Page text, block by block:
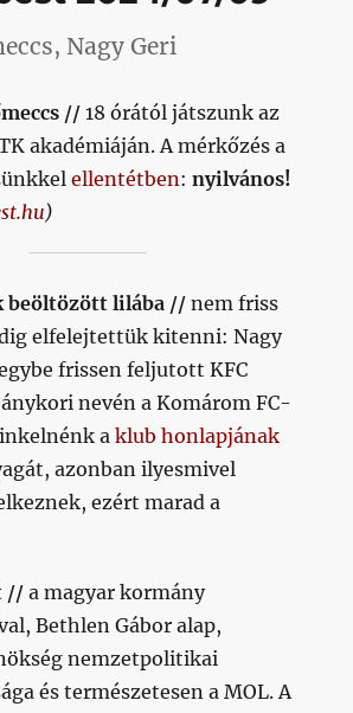
Nagy Geri
// 18 órától játszunk az
akadémiáján. A mérkőzés a
ellentétben:nyilvános!
)
beöltözött lilába // nem friss
elfelejtettük kitenni: Nagy
frissen feljutott KFC
nevén a Komárom FC-
aklub honlapjának
azonban ilyesmivel
ezért marad a
//a magyar kormány
Bethlen Gábor alap,
nemzetpolitikai
és természetesen a MOL. A